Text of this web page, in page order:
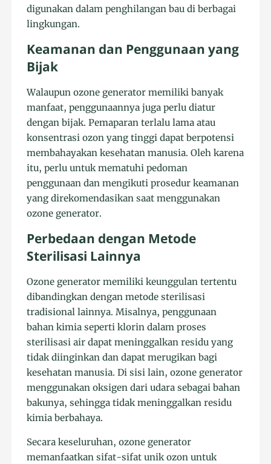
digunakan dalam penghilangan bau di berbagai
lingkungan.
Keamanan dan Penggunaan yang
Bijak
Walaupun ozone generator memiliki banyak
manfaat, penggunaannya juga perlu diatur
dengan bijak. Pemaparan terlalu lama atau
konsentrasi ozon yang tinggi dapat berpotensi
membahayakan kesehatan manusia. Oleh karena
itu, perlu untuk mematuhi pedoman
penggunaan dan mengikuti prosedur keamanan
yang direkomendasikan saat menggunakan
ozone generator.
Perbedaan dengan Metode
Sterilisasi Lainnya
Ozone generator memiliki keunggulan tertentu
dibandingkan dengan metode sterilisasi
tradisional lainnya. Misalnya, penggunaan
bahan kimia seperti klorin dalam proses
sterilisasi air dapat meninggalkan residu yang
tidak diinginkan dan dapat merugikan bagi
kesehatan manusia. Di sisi lain, ozone generator
menggunakan oksigen dari udara sebagai bahan
bakunya, sehingga tidak meninggalkan residu
kimia berbahaya.
Secara keseluruhan, ozone generator
memanfaatkan sifat-sifat unik ozon untuk